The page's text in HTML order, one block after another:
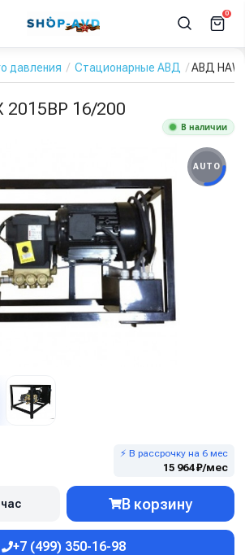
0
давления Стационарные АВД АВД
2015BP 16/200
В наличии
AUTO
⚡ В рассрочку на 6 мес
15 964 ₽/мес
В корзину
+7 (499) 350-16-98